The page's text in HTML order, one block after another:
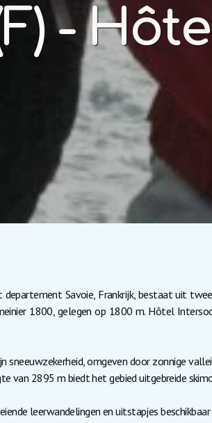
-
Savoie, Frankrijk, bestaat uit
1800, gelegen op 1800 m. Hôtel
omgeven door zonnige
van 2895 m biedt het gebied uitgebreide
leerwandelingen en uitstapjes